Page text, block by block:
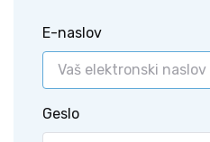
E-naslov
Geslo